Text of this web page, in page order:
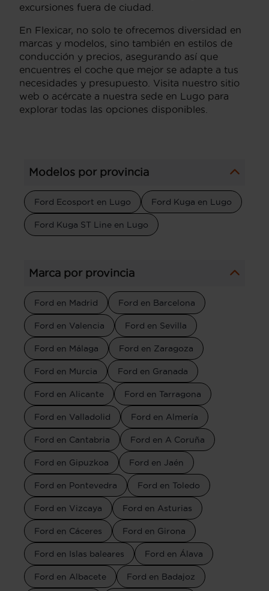
excursiones fuera de ciudad.
En Flexicar, no solo te ofrecemos diversidad en
marcas y modelos, sino también en estilos de
conducción y precios, asegurando así que
encuentres el coche que mejor se adapte a tus
necesidades y presupuesto. Visita nuestro sitio
web o acércate a nuestra sede en Lugo para
explorar todas las opciones disponibles.
Modelos por provincia
Ford Ecosport en Lugo Ford Kuga en Lugo
Ford Kuga ST Line en Lugo
Marca por provincia
Ford en Madrid Ford en Barcelona
Ford en Valencia Ford en Sevilla
Ford en Málaga Ford en Zaragoza
Ford en Murcia Ford en Granada
Ford en Alicante Ford en Tarragona
Ford en Valladolid Ford en Almería
Ford en Cantabria Ford en A Coruña
Ford en Gipuzkoa Ford en Jaén
Ford en Pontevedra Ford en Toledo
Ford en Vizcaya Ford en Asturias
Ford en Cáceres Ford en Girona
Ford en Islas baleares Ford en Álava
Ford en Albacete Ford en Badajoz